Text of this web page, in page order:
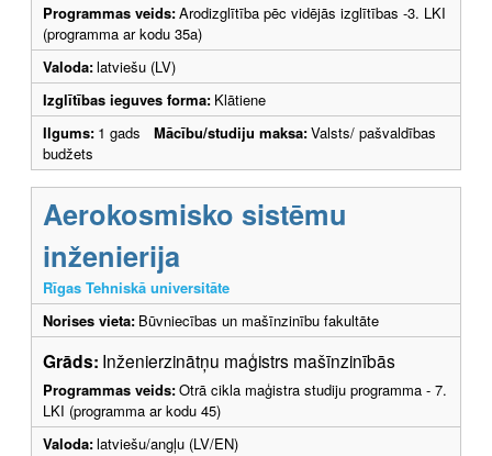
Programmas veids:Arodizglītība pēc vidējās izglītības -3. LKI
(programma ar kodu 35a)
Valoda:latviešu (LV)
Izglītības ieguves forma: Klātiene
Ilgums: 1 gads Mācību/studiju maksa:Valsts/ pašvaldības
budžets
Aerokosmisko sistēmu
inženierija
Rīgas Tehniskā universitāte
Norises vieta: Būvniecības un mašīnzinību fakultāte
Grāds: Inženierzinātņu maģistrs mašīnzinībās
Programmas veids:Otrā cikla maģistra studiju programma - 7.
LKI (programma ar kodu 45)
Valoda:latviešu/angļu (LV/EN)